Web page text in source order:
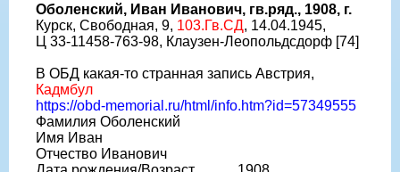
Оболенский, Иван Иванович, гв.ряд., 1908, г.
Курск, Свободная, 9, 103.Гв.СД, 14.04.1945,
Ц 33-11458-763-98, Клаузен-Леопольдсдорф [74]
В ОБД какая-то странная запись Австрия,
Кадмбул
https://obd-memorial.ru/html/info.htm?id=57349555
Фамилия Оболенский
Имя Иван
Отчество Иванович